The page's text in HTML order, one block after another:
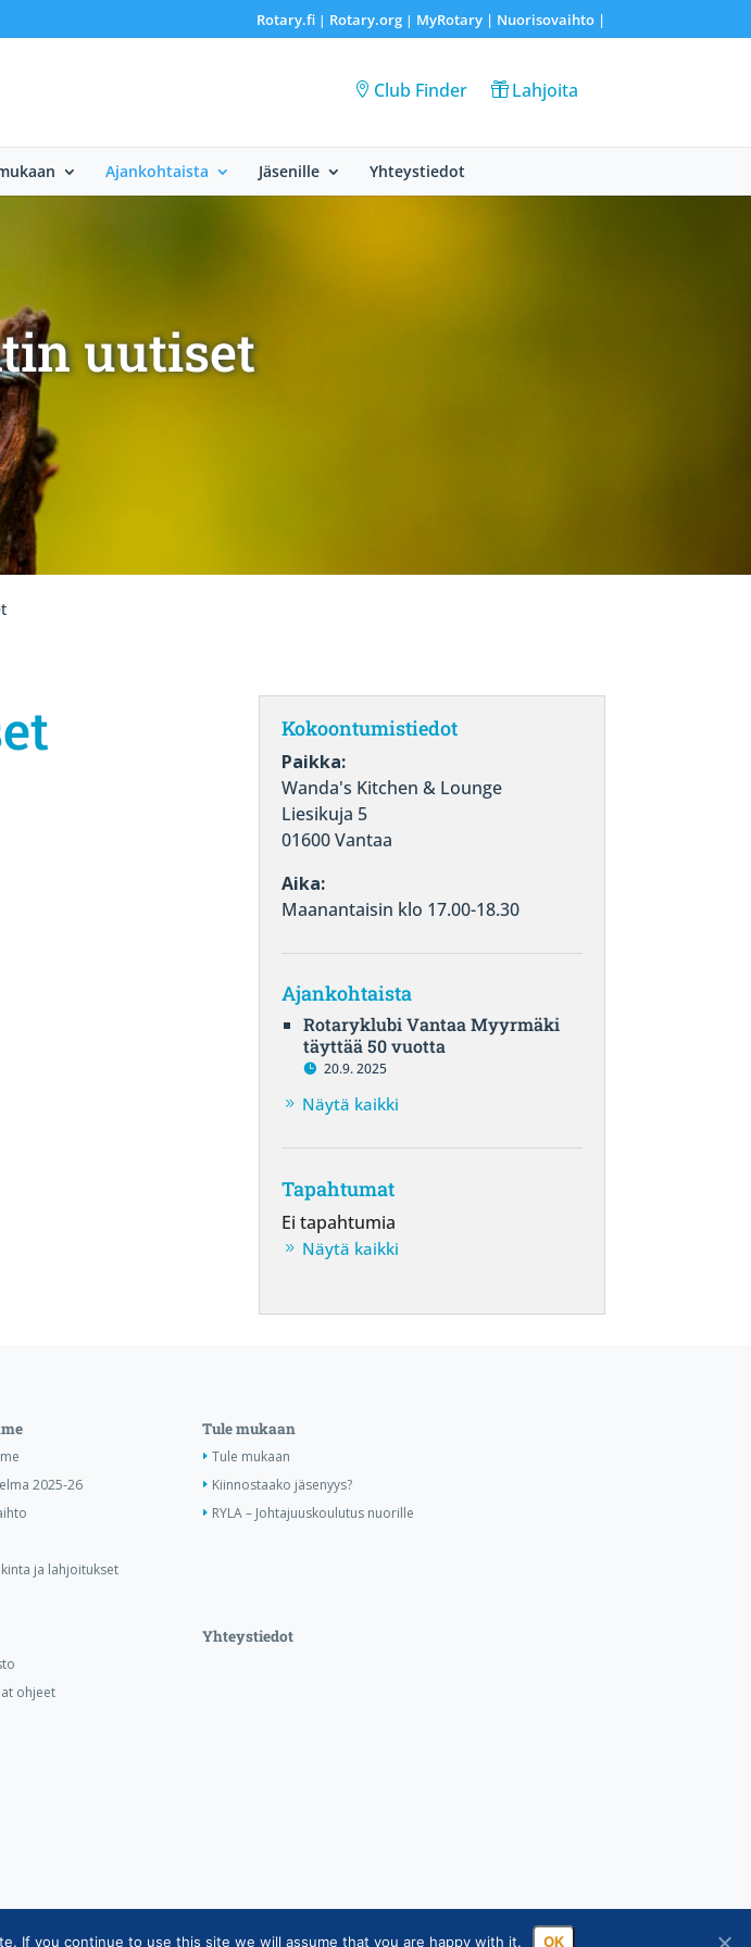
Rotary.fi| Rotary.org| MyRotary | Nuorisovaihto|
Club Finder Lahjoita
Ajankohtaista Jäsenille Yhteystiedot
uutiset
Kokoontumistiedot
Paikka:
Wanda's Kitchen & Lounge
Liesikuja 5
01600 Vantaa
Aika:
Maanantaisin klo 17.00-18.30
Ajankohtaista
Rotaryklubi Vantaa Myyrmäki
täyttää 50 vuotta
20.9. 2025
Näytä kaikki
Tapahtumat
Ei tapahtumia
Näytä kaikki
2025-26
ja lahjoitukset
Tule mukaan
Tule mukaan
Kiinnostaako jäsenyys?
RYLA – Johtajuuskoulutus nuorille
ohjeet
Yhteystiedot
If you continue to use this site we will assume that you are happy with it. OK